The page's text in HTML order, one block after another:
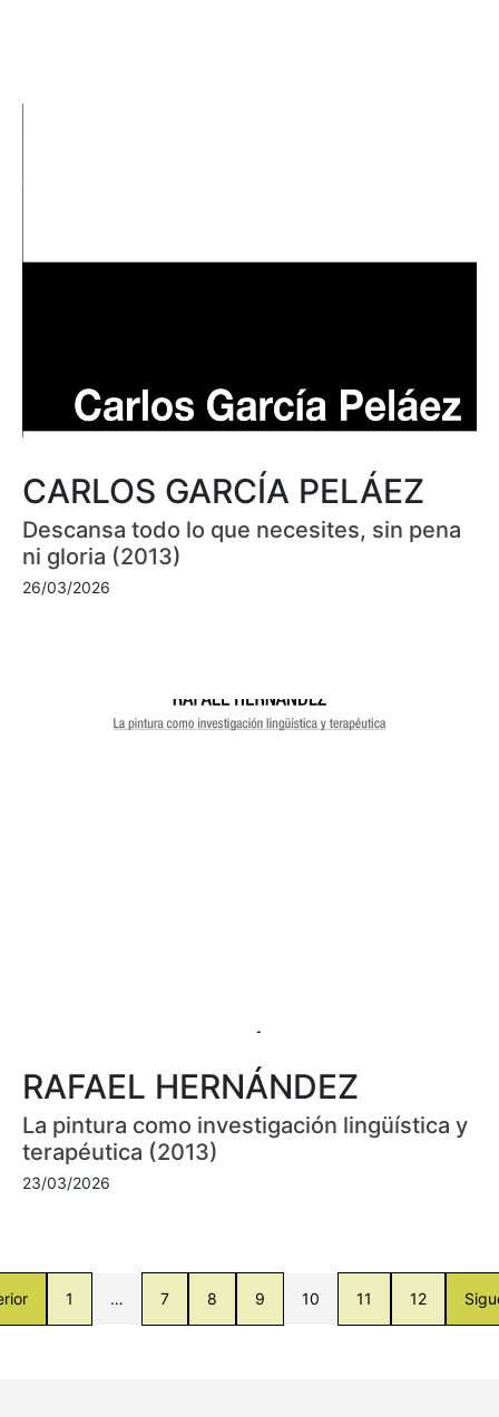
CARLOS GARCÍA PELÁEZ
Descansa todo lo que necesites, sin pena
ni gloria (2013)
26/03/2026
RAFAEL HERNÁNDEZ
La pintura como investigación lingüística y
terapéutica (2013)
23/03/2026
1 … 7 8 9 10 11 12